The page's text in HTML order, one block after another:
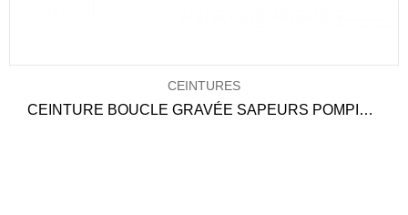
CEINTURES
CEINTURE BOUCLE GRAVÉE SAPEURS POMPIERS